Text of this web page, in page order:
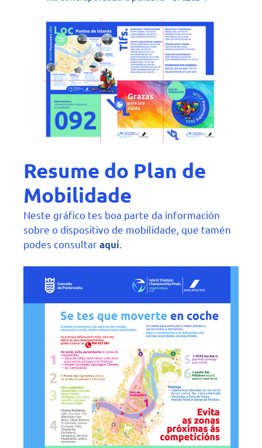
Resume do Plan de
Mobilidade
Neste gráfico tes boa parte da información
sobre o dispositivo de mobilidade, que tamén
podes consultaraquí